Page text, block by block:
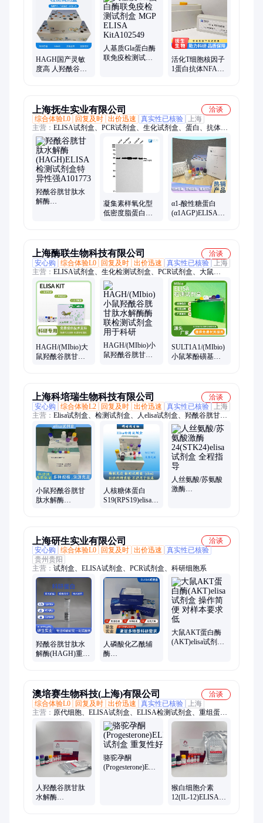
酶、淋巴瘤因子、蛋白磷酸酶、死亡激动剂、核心域蛋白1、大
鼠e选择素、大鼠janus激酶、激活蛋白激酶、大鼠ⅱ型胶原、大
鼠ⅳ型胶原、大鼠klotho蛋白、细胞激活因子、大鼠ⅲ型胶原、
大鼠nadh脱氢酶1、大鼠ⅵ型胶原α1、elisa 检测试剂盒
HAGH国产灵敏
度高 人羟酰谷胱
人基质Gla蛋白酶
联免疫检测试剂
活化T细胞核因子
1蛋白抗体NFAT2
上海抚生实业有限公司
洽谈
综合体验L0
回复及时 出价迅速 真实性已核验
上海
主营： ELISA试剂盒、PCR试剂盒、生化试剂盒、蛋白、抗体、
细胞
羟酰谷胱甘肽水
解酶
凝集素样氧化型
低密度脂蛋白受
α1-酸性糖蛋白
(α1AGP)ELISA检
上海酶联生物科技有限公司
洽谈
安心购
综合体验L0 回复及时 出价迅速 真实性已核验
上海
主营： ELISA试剂盒、生化检测试剂盒、PCR试剂盒、大鼠
ELISA试剂盒、小鼠ELISA试剂盒、兔ELISA试剂盒、鸡ELISA
试剂盒
HAGH/(MIbio)大
鼠羟酰谷胱甘肽
HAGH/(MIbio)小
鼠羟酰谷胱甘肽
SULT1A1/(MIbio)
小鼠苯酚磺基转
上海科培瑞生物科技有限公司
洽谈
安心购
综合体验L2 回复及时 出价迅速 真实性已核验
上海
主营： Elisa试剂盒、检测试剂盒、人elisa试剂盒、羟酰谷胱甘肽
水解酶、鼠elisa试剂盒、PCR检测试剂盒、生物试剂盒
小鼠羟酰谷胱甘
肽水解酶
人核糖体蛋白
S19(RPS19)elisa试
人丝氨酸/苏氨酸
激酶
上海研生实业有限公司
洽谈
安心购
综合体验L0 回复及时 出价迅速
真实性已核验
贵州贵阳
主营： 试剂盒、ELISA试剂盒、PCR试剂盒、科研细胞系
羟酰谷胱甘肽水
解酶(HAGH)重组
人磷酸化乙酰辅
酶
大鼠AKT蛋白酶
(AKT)elisa试剂盒
澳培赛生物科技(上海)有限公司
洽谈
综合体验L0
回复及时 出价迅速 真实性已核验
上海
主营： 原代细胞、ELISA试剂盒、ELISA检测试剂盒、重组蛋
白、天然蛋白、活性蛋白、基础培养基、完全培养基、抗体、标
记抗体、人检测试剂盒、大鼠检测试剂盒、标记细胞、永生化细
人羟酰谷胱甘肽
水解酶
骆驼孕酮
(Progesterone)ELISA
猴白细胞介素
12(IL-12)ELISA试